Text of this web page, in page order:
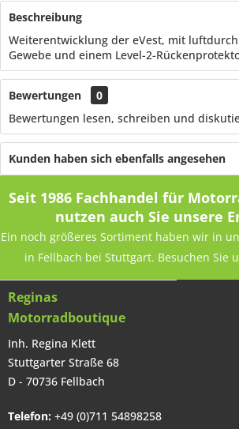
Beschreibung
Weiterentwicklung der eVest, mit
Gewebe und einem Level-2-
Bewertungen
0
Bewertungen lesen, schreiben und
Kunden haben sich ebenfalls angesehen
Seit 1986 Fachhandel für
nutzen auch Sie unsere
Ein noch größeres Sortiment haben wir in
in Fellbach bei Stuttgart. Besuchen Sie
Reginas
Motorradboutique
Inh. Regina Klett
Stuttgarter Straße 68
D - 70736 Fellbach
Telefon: +49 (0)711 54898258